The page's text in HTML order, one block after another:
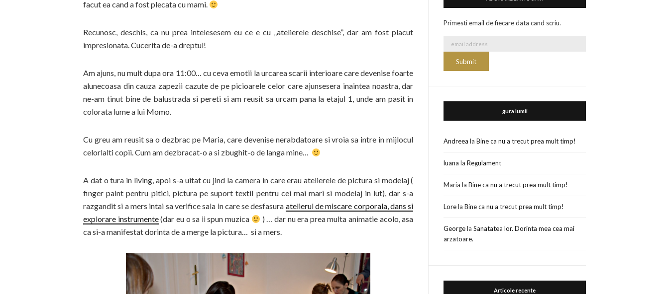
facut ea cand a fost plecata cu mami.
Recunosc, deschis, ca nu prea intelesesem eu ce e cu „atelierele deschise”, dar am fost placut
impresionata. Cucerita de-a dreptul!
Am ajuns, nu mult dupa ora 11:00… cu ceva emotii la urcarea scarii interioare care devenise foarte
alunecoasa din cauza zapezii cazute de pe picioarele celor care ajunsesera inaintea noastra, dar
ne-am tinut bine de balustrada si pereti si am reusit sa urcam pana la etajul 1, unde am pasit in
colorata lume a lui Momo.
Cu greu am reusit sa o dezbrac pe Maria, care devenise nerabdatoare si vroia sa intre in mijlocul
celorlalti copii. Cum am dezbracat-o a si zbughit-o de langa mine…
A dat o tura in living, apoi s-a uitat cu jind la camera in care erau atelierele de pictura si modelaj (
finger paint pentru pitici, pictura pe suport textil pentru cei mai mari si modelaj in lut), dar s-a
razgandit si a mers intai sa verifice sala in care se desfasura atelierul de miscare corporala, dans si
explorare instrumente(dar eu o sa ii spun muzica
) … dar nu era prea multa animatie acolo, asa
ca si-a manifestat dorinta de a merge la pictura… si a mers.
Primesti email de fiecare data cand scriu.
gura lumii
Andreea laBine ca nu a trecut prea mult timp!
luana laRegulament
Maria laBine ca nu a trecut prea mult timp!
LorelaBine ca nu a trecut prea mult timp!
GeorgelaSanatatea lor. Dorinta mea cea mai
arzatoare.
Articole recente